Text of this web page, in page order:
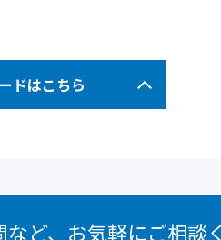
ドはこちら
ど、 お気軽にご相談